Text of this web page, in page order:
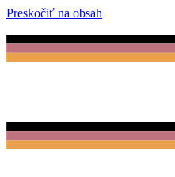
Preskočiť na obsah